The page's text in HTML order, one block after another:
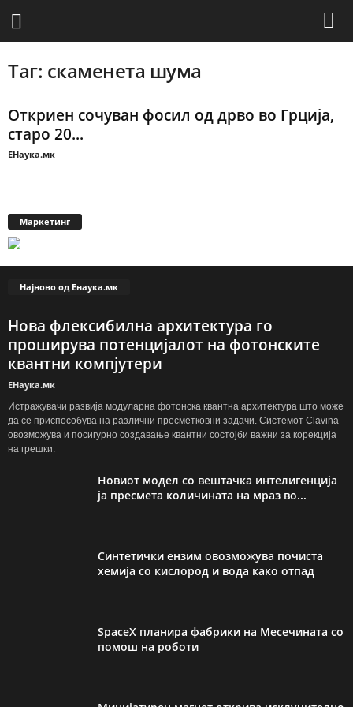
Таг: скаменета шума
Откриен сочуван фосил од дрво во Грција,
старо 20...
ЕНаука.мк
Маркетинг
Најново од Енаука.мк
Нова флексибилна архитектура го
проширува потенцијалот на фотонските
квантни компјутери
ЕНаука.мк
Истражувачи развија модуларна фотонска квантна архитектура што може
да се приспособува на различни пресметковни задачи. Системот Clavina
овозможува и посигурно создавање квантни состојби важни за корекција
на грешки.
Новиот модел со вештачка интелигенција
ја пресмета количината на мраз во...
Синтетички ензим овозможува почиста
хемија со кислород и вода како отпад
SpaceX планира фабрики на Месечината со
помош на роботи